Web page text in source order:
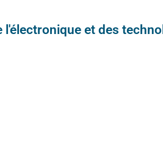
l'électronique et des